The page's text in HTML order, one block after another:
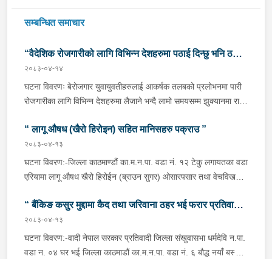
सम्बन्धित समाचार
“वैदेशिक रोजगारीको लागि विभिन्न देशहरुमा पठाई दिन्छु भनि ठगी
गर्ने व्यक्तिहरु पक्राउ"
२०८३-०४-१४
घटना विवरणः बेरोजगार युवायुवतीहरुलाई आकर्षक तलबको प्रलोभनमा पारी
रोजगारीका लागि विभिन्न देशहरुमा लैजाने भन्दै लामो समयसम्म झुक्यानमा राखि
अनुसन्धान हुँदा विदेश पठाउने भनि ठगी गर्ने निम्न प्रतिवादीहरुलाई काठमाडौं
उपत्यकाका विभिन्न स्थानहरुबाट पक्राउ गरी थप अनुसन्धान तथा आवश्यक
कारवाहीको लागि वैदेशिक रोजगार विभाग ताहाचल, काठमाडौं पठाईएको ।
पक्राउ व्यक्तिहरुको विवरणः-१. नाम थर :- पवन कुमार के.सी.
गा.पा. वडा नं.०६ । हाल :- जिल्ला काठमाडौं टोखा न.पा. वडा
नं.१० । देश :- सिंगापुर रकम :-
रु.७,००,०००।– (सात लाख)पक्राउ मिति :- २०८३/०४/१४ गते ।
पक्राउ स्थान :- जिल्ला काठमाडौं का.म.न.पा. वडा नं.१० । पीडित संख्या
“ लागू औषध (खैरो हिरोइन) सहित मानिसहरु पक्राउ ”
२०८३-०४-१३
घटना विवरण:-जिल्ला काठमाण्डौं का.म.न.पा. वडा नं. १२ टेकु लगायतका वडा
एरियामा लागू औषध खैरो हिरोईन (ब्राउन सुगर) ओसारपसार तथा वेचविखन
टोलीले मिति २०८३/०४/१२ गते अं १९;०० बजेको समयमा जिल्ला काठमाण्डौं
का.म.न.पा.वडा नं.१२ टेकु मयलवारीमा बा ४६ प १६२ नम्बरको स्कुटर रोकी
बसेका निम्न मानिसहरूलाई पक्राउ गरी निम्न परिमाणमा रहेको लागु औषध खैरो
हेरोइन जस्तो वस्तु लगायतका दसीहरू बरामद गरी लागू औषध नियन्त्रण ऐन,
“ बैंकिङ कसुर मुद्दामा कैद तथा जरिवाना ठहर भई फरार प्रतिवादी
पक्राउ”
२०८३-०४-१३
घटना विवरण:-वादी नेपाल सरकार प्रतिवादी जिल्ला संखुवासभा धर्मदेवि न.पा.
वडा न. ०४ घर भई जिल्ला काठमाडौं का.म.न.पा. वडा नं. ६ बौद्ध नयाँ बस्ती